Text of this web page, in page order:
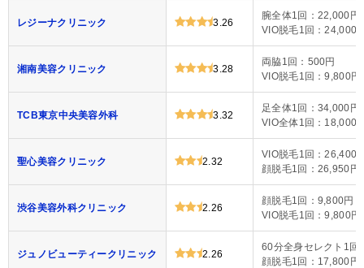
レジーナクリニック 3.26
腕全体1回：22,000円
VIO脱毛1回：24,000
湘南美容クリニック 3.28
両脇1回：500円
VIO脱毛1回：9,800円
TCB東京中央美容外科 3.32
足全体1回：34,000円
VIO全体1回：18,000
聖心美容クリニック 2.32
VIO脱毛1回：26,400
顔脱毛1回：26,950円
渋谷美容外科クリニック 2.26
顔脱毛1回：9,800円
VIO脱毛1回：9,800円
ジュノビューティークリニック 2.26
60分全身セレクト1回
顔脱毛1回：17,800円